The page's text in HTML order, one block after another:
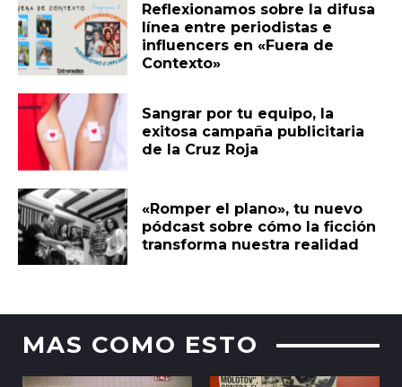
Reflexionamos sobre la difusa
línea entre periodistas e
influencers en «Fuera de
Contexto»
Sangrar por tu equipo, la
exitosa campaña publicitaria
de la Cruz Roja
«Romper el plano», tu nuevo
pódcast sobre cómo la ficción
transforma nuestra realidad
MAS COMO ESTO